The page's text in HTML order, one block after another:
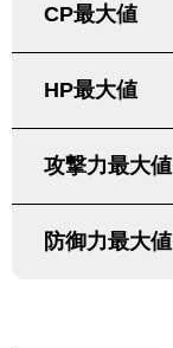
CP最大値
HP最大値
攻撃力最大値
防御力最大値